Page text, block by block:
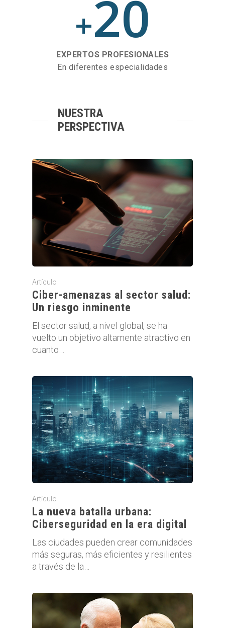
+20
EXPERTOS PROFESIONALES
En diferentes especialidades
NUESTRA
PERSPECTIVA
Artículo
Ciber-amenazas al sector salud:
Un riesgo inminente
El sector salud, a nivel global, se ha
vuelto un objetivo altamente atractivo en
cuanto…
Artículo
La nueva batalla urbana:
Ciberseguridad en la era digital
Las ciudades pueden crear comunidades
más seguras, más eficientes y resilientes
a través de la…